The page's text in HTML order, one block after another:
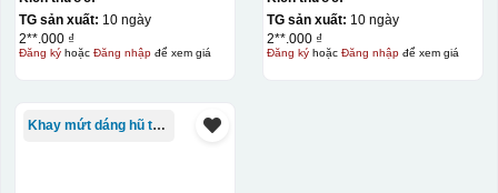
TG sản xuất: 10 ngày
2**.000 ₫
Đăng kýhoặc Đăng nhậpđể xem giá
TG sản xuất: 10 ngày
2**.000 ₫
Đăng kýhoặc Đăng nhậpđể xem giá
Khay mứt dáng hũ tròn